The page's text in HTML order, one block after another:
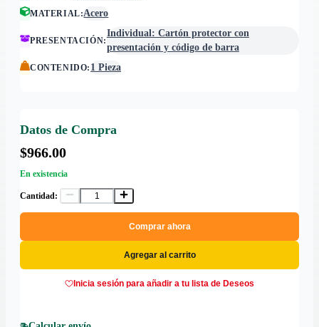
MATERIAL:Acero
PRESENTACIÓN:
Individual: Cartón protector con
presentación y código de barra
CONTENIDO: 1 Pieza
Datos de Compra
$966.00
En existencia
Cantidad:
Comprar ahora
Agregar al carrito
Inicia sesión para añadir a tu lista de Deseos